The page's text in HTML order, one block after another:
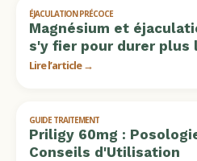
ÉJACULATION PRÉCOCE
Magnésium et
s'y fier pour durer plus
Lire l’article →
GUIDE TRAITEMENT
Priligy 60mg :
Conseils d'Utilisation